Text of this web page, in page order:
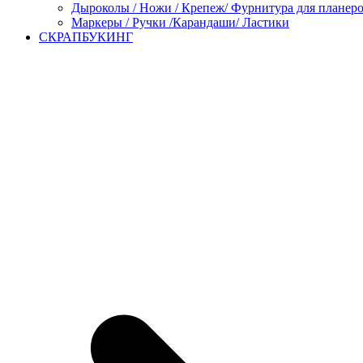
Дыроколы / Ножи / Крепеж/ Фурнитура для
Маркеры / Ручки /Карандаши/ Ластики
СКРАПБУКИНГ